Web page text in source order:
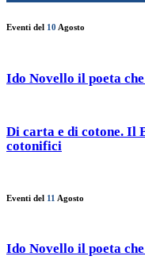
Eventi del 10 Agosto
Ido Novello il poeta
Di carta e di cotone. Il
cotonifici
Eventi del 11 Agosto
Ido Novello il poeta